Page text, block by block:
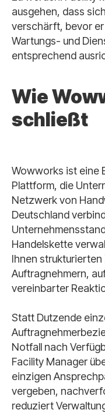
ausgehen, dass
verschärft, bevor
Wartungs- und
entsprechend
Wie
schließt
Wowworks ist eine
Plattform, die
Netzwerk von
Deutschland
Handelskette
Ihnen
Auftragnehmern,
vereinbarter
Statt Dutzende
Notfall nach
Facility Manager
einzigen
vergeben,
reduziert